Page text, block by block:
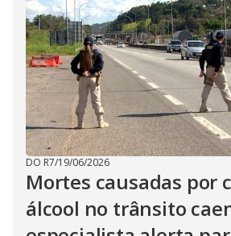
DO R7/19/06/2026
Mortes causadas por
álcool no trânsito